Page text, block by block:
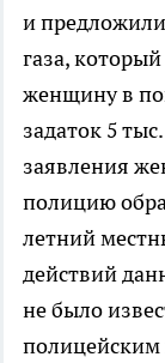
и
газа,
женщину в
задаток 5
заявления
полицию
летний
действий
не было
полицейским